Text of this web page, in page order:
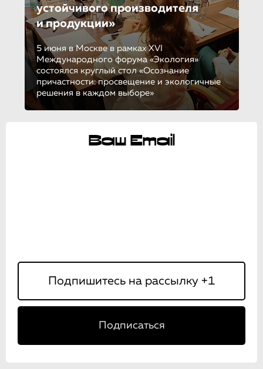
устойчивого производителя
и продукции»
5 июня в Москве в рамках XVI
Международного форума «Экология»
состоялся круглый стол «Осознание
причастности: просвещение и экологичные
решения в каждом выборе»
Ваш Email
Подписаться